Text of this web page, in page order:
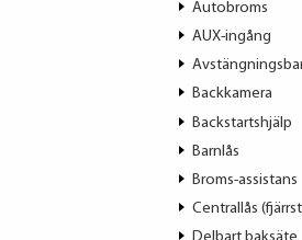
Autobroms
AUX-ingång
Backkamera
Backstartshjälp
Barnlås
Broms-assistans
Centrallås